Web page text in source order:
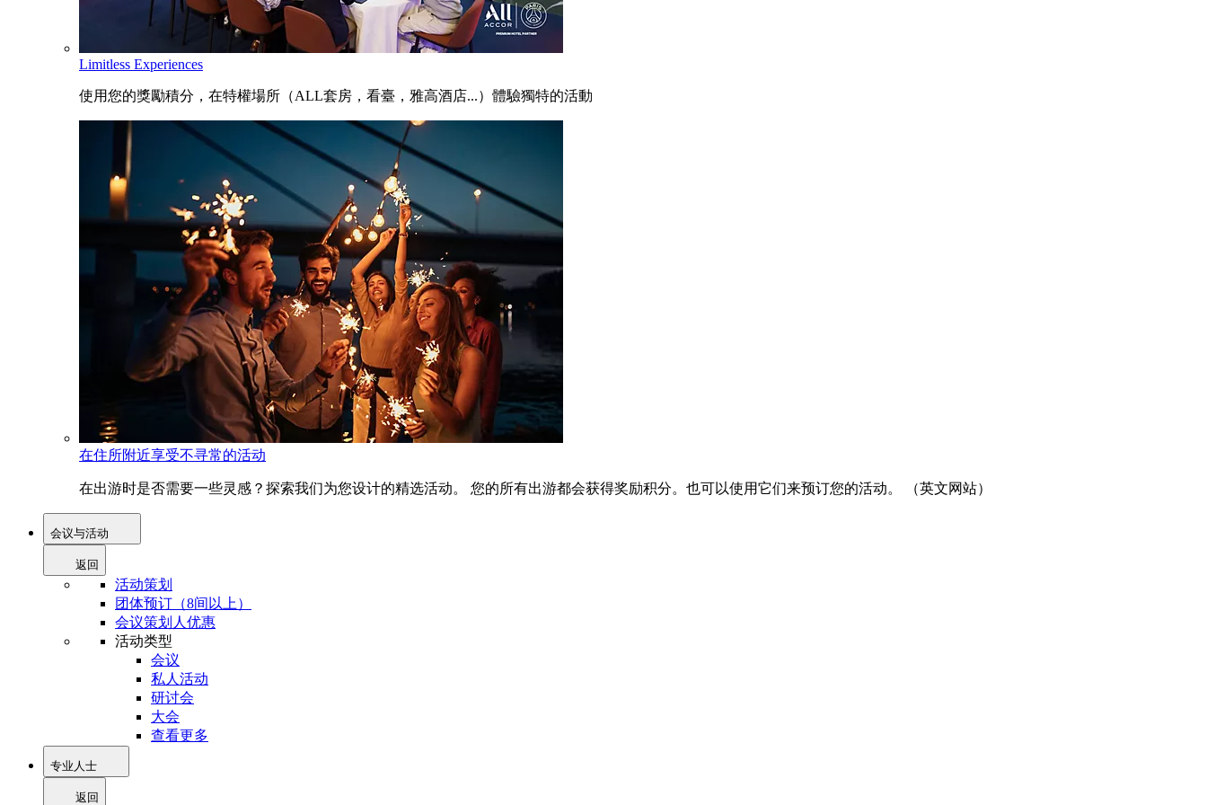
Limitless Experiences
使用您的獎勵積分，在特權場所（ALL套房，看臺，雅高酒店...）體驗獨特的活動
在住所附近享受不寻常的活动
在出游时是否需要一些灵感？探索我们为您设计的精选活动。 您的所有出游都会获得奖励积分。也可以使用它们来预订您的活动。 （英文网站）
会议与活动
返回
活动策划
团体预订（8间以上）
会议策划人优惠
活动类型
会议
私人活动
研讨会
大会
查看更多
专业人士
返回